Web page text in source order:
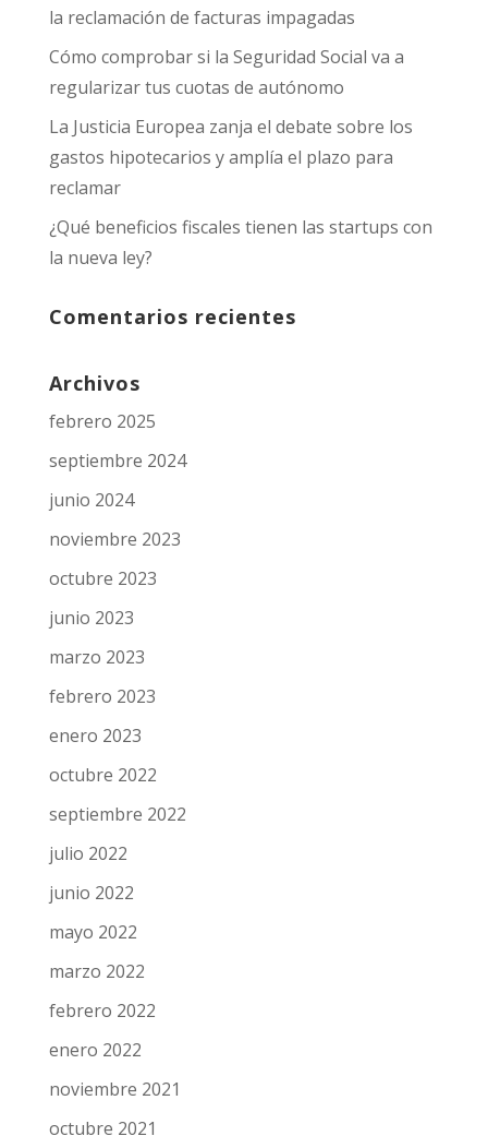
la reclamación de facturas impagadas
Cómo comprobar si la Seguridad Social va a
regularizar tus cuotas de autónomo
La Justicia Europea zanja el debate sobre los
gastos hipotecarios y amplía el plazo para
reclamar
¿Qué beneficios fiscales tienen las startups con
la nueva ley?
Comentarios recientes
Archivos
febrero 2025
septiembre 2024
junio 2024
noviembre 2023
octubre 2023
junio 2023
marzo 2023
febrero 2023
enero 2023
octubre 2022
septiembre 2022
julio 2022
junio 2022
mayo 2022
marzo 2022
febrero 2022
enero 2022
noviembre 2021
octubre 2021